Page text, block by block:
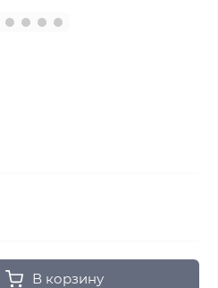
В корзину